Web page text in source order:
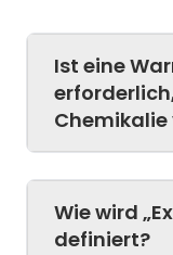
Ist eine
Wie wird
definiert?